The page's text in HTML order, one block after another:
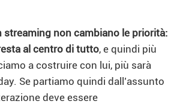
streaming non cambiano le priorità:
al centro di tutto, e quindi più
a costruire con lui, più sarà
Se partiamo quindi dall’assunto
deve essere